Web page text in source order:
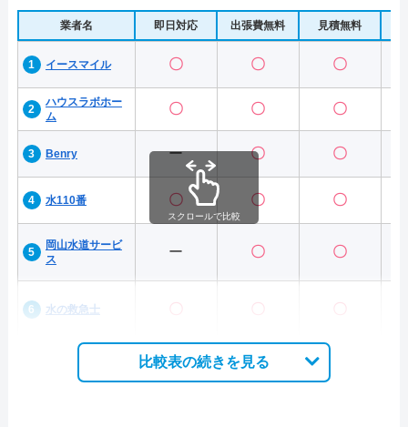
業者名 即日対応 出張費無料 見積無料
イースマイル 〇 〇 〇
ハウスラボホー
ム
〇 〇 〇
Benry ー 〇 〇
水110番 〇 〇 〇
岡山水道サービ
ス
ー 〇 〇
水の救急士 〇 〇 〇
スクロールで比較
比較表の続きを見る